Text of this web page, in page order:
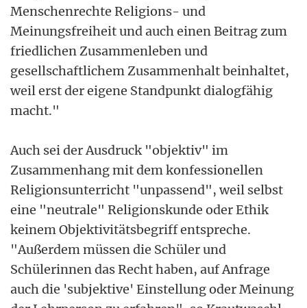
Menschenrechte Religions- und
Meinungsfreiheit und auch einen Beitrag zum
friedlichen Zusammenleben und
gesellschaftlichem Zusammenhalt beinhaltet,
weil erst der eigene Standpunkt dialogfähig
macht."
Auch sei der Ausdruck "objektiv" im
Zusammenhang mit dem konfessionellen
Religionsunterricht "unpassend", weil selbst
eine "neutrale" Religionskunde oder Ethik
keinem Objektivitätsbegriff entspreche.
"Außerdem müssen die Schüler und
Schülerinnen das Recht haben, auf Anfrage
auch die 'subjektive' Einstellung oder Meinung